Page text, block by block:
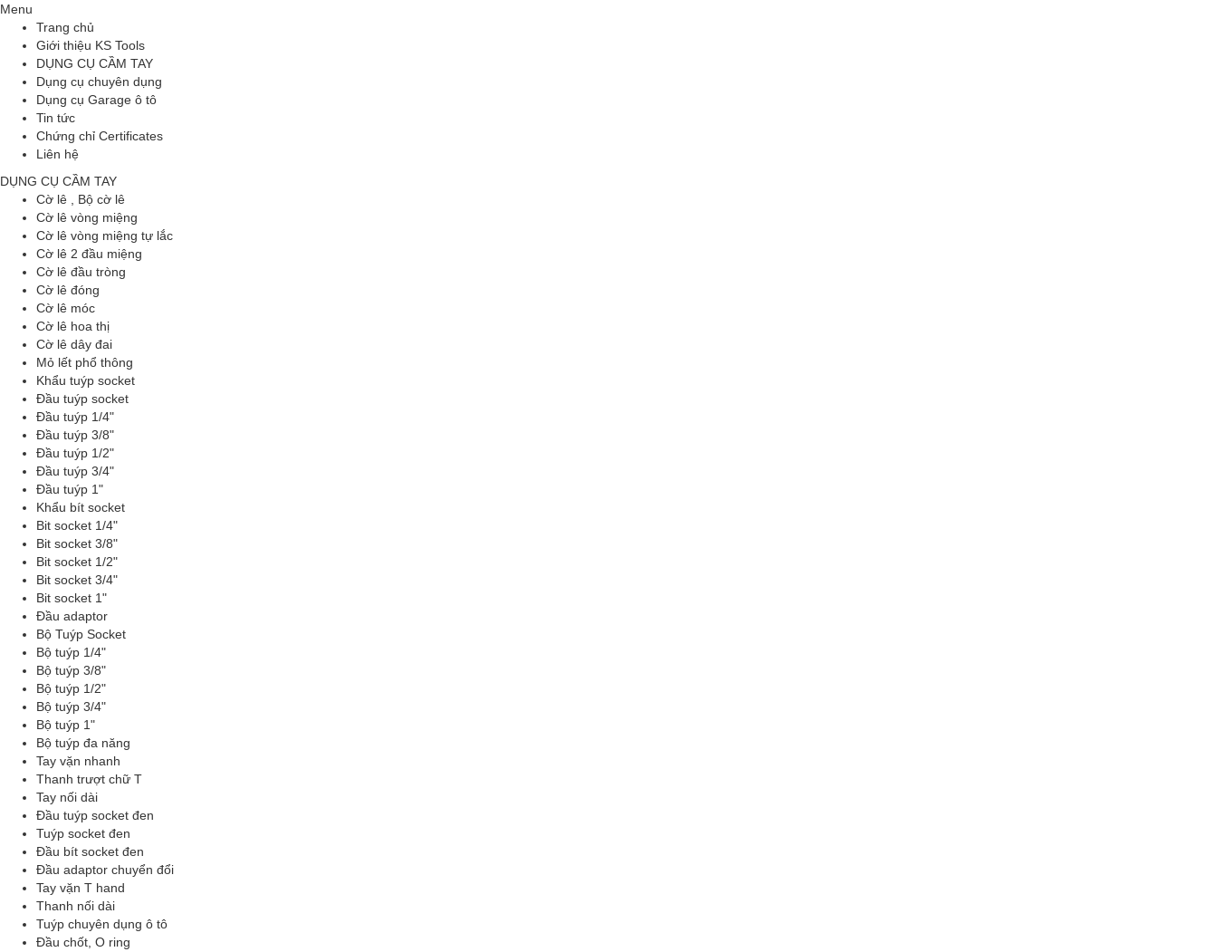
Menu
Trang chủ
Giới thiệu KS Tools
DỤNG CỤ CẦM TAY
Dụng cụ chuyên dụng
Dụng cụ Garage ô tô
Tin tức
Chứng chỉ Certificates
Liên hệ
DỤNG CỤ CẦM TAY
Cờ lê , Bộ cờ lê
Cờ lê vòng miệng
Cờ lê vòng miệng tự lắc
Cờ lê 2 đầu miệng
Cờ lê đầu tròng
Cờ lê đóng
Cờ lê móc
Cờ lê hoa thị
Cờ lê dây đai
Mỏ lết phổ thông
Khẩu tuýp socket
Đầu tuýp socket
Đầu tuýp 1/4"
Đầu tuýp 3/8"
Đầu tuýp 1/2"
Đầu tuýp 3/4"
Đầu tuýp 1"
Khẩu bít socket
Bit socket 1/4"
Bit socket 3/8"
Bit socket 1/2"
Bit socket 3/4"
Bit socket 1"
Đầu adaptor
Bộ Tuýp Socket
Bộ tuýp 1/4"
Bộ tuýp 3/8"
Bộ tuýp 1/2"
Bộ tuýp 3/4"
Bộ tuýp 1"
Bộ tuýp đa năng
Tay vặn nhanh
Thanh trượt chữ T
Tay nối dài
Đầu tuýp socket đen
Tuýp socket đen
Đầu bít socket đen
Đầu adaptor chuyển đổi
Tay vặn T hand
Thanh nối dài
Tuýp chuyên dụng ô tô
Đầu chốt, O ring